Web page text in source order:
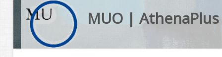
MUO | AthenaPlus